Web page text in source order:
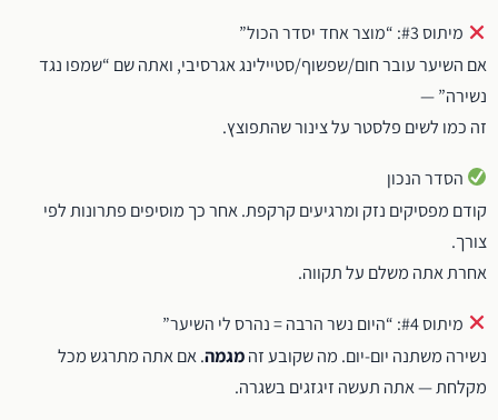
מיתוס #3: “מוצר אחד יסדר הכול”
אם השיער עובר חום/שפשוף/סטיילינג אגרסיבי, ואתה שם “שמפו נגד
נשירה” —
זה כמו לשים פלסטר על צינור שהתפוצץ.
הסדר הנכון
קודם מפסיקים נזק ומרגיעים קרקפת. אחר כך מוסיפים פתרונות לפי
צורך.
אחרת אתה משלם על תקווה.
מיתוס #4: “היום נשר הרבה = נהרס לי השיער”
נשירה משתנה יום-יום. מה שקובע זהמגמה. אם אתה מתרגש מכל
מקלחת — אתה תעשה זיגזגים בשגרה.